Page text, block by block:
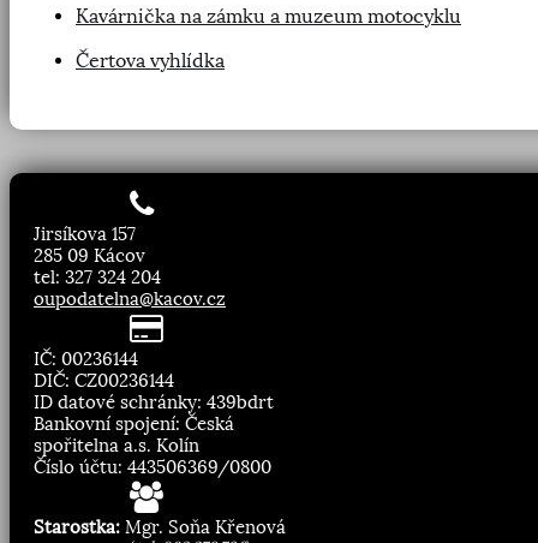
Kavárnička na zámku a muzeum motocyklu
Čertova vyhlídka
Jirsíkova 157
285 09 Kácov
tel: 327 324 204
oupodatelna@kacov.cz
IČ: 00236144
DIČ: CZ00236144
ID datové schránky: 439bdrt
Bankovní spojení: Česká
spořitelna a.s. Kolín
Číslo účtu: 443506369/0800
Starostka: Mgr. Soňa Křenová